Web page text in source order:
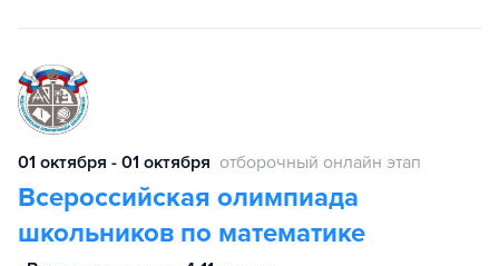
01 октября - 01 октября отборочный онлайн этап
Всероссийская олимпиада
школьников по математике